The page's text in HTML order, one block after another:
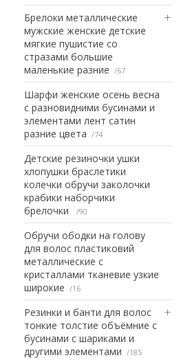
Брелоки металлические
мужские женские детские
мягкие пушистие со
стразами большие
маленькие разние
67
Шарфи женские осень весна
с разновидними бусинами и
элементами лент сатин
разние цвета
74
Детские резиночки ушки
хлопушки браслетики
колечки обручи заколочки
крабики наборчики
брелочки
90
Обручи ободки на голову
для волос пластиковий
металлические с
кристаллами тканевие узкие
широкие
16
Резинки и банти для волос
тонкие толстие объёмние с
бусинами с шариками и
другими элементами
185